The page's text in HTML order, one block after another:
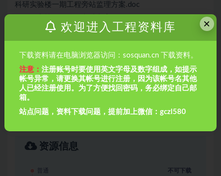
科研实验楼一期工程旁站监理方案.doc
重大危险源监理方案.doc
长春市长通路棚户区改造I地块1、2、3、4#楼工程节能监
理旁站方案.doc
防水砼工程旁站监理方案.doc
预防高处坠落、 触电等安全专项 治理监理实施方案.doc
首创?国际城工程旁站监理方案xxx.doc
资源信息
不可下载
×
欢迎进入工程资料库
下载资料请在电脑浏览器访问：sosquan.cn 下载资料。
注意：注册账号时要使用英文字母及数字组成，如提示
帐号异常，请更换其帐号进行注册，因为该帐号名其他
人已经注册使用。为了方便找回密码，务必绑定自己邮
箱。
站点问题，资料下载问题，提前加上微信：gczl580